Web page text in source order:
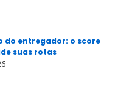
do entregador: o score
suas rotas